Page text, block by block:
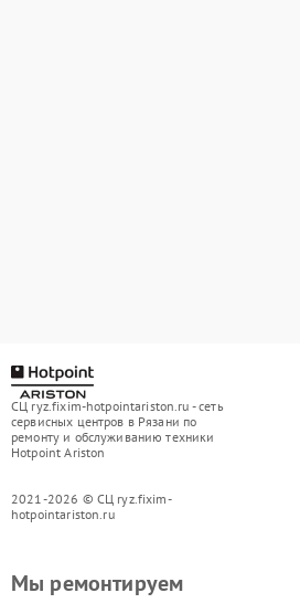
СЦ ryz.fixim-hotpointariston.ru - сеть
сервисных центров в Рязани по
ремонту и обслуживанию техники
Hotpoint Ariston
2021-2026 © СЦ ryz.fixim-
hotpointariston.ru
Мы ремонтируем